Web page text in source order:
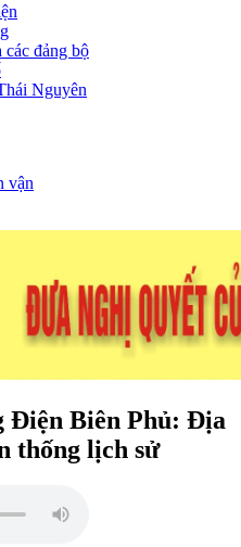
đảng bộ
Nguyên
vận
Điện Biên Phủ: Địa
thống lịch sử